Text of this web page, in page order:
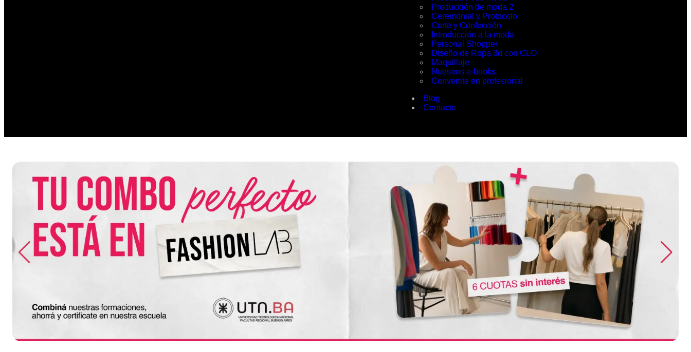
Producción de moda 2
Ceremonial y Protocolo
Corte y Confección
Introducción a la moda
Personal Shopper
Diseño de Ropa 3d con CLO
Maquillaje
Nuestros e-books
Convertite en profesional
Blog
Contacto